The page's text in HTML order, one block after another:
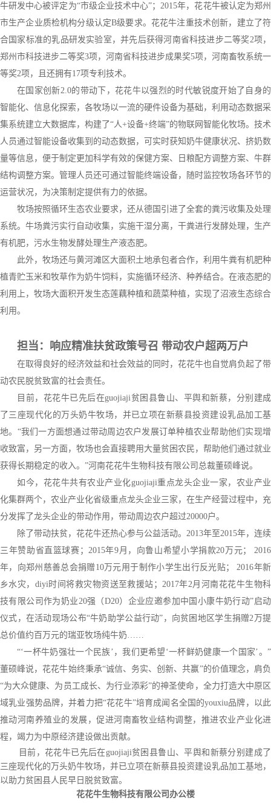
牛研发中心被评定为“市级企业技术中心”；2015年，花花牛被认定为郑州
市生产企业质检机构分级认定B级要求。花花牛注重技术创新，建立了符
合国家标准的乳品研发实验室，并先后获得河南省科技进步二等奖2项，
郑州市科技进步二等奖3项，河南省科技进步成果奖5项，河南畜牧系统一
等奖2项，且还拥有17项专利技术。
在国家创新2.0的带动下，花花牛以强烈的时代敏锐度开始了自身的
智能化、信息化探索，各牧场以一流的硬件设备为基础，利用动态数据采
集系统建立大数据库，构建了“人+设备+终端”的物联网智能化牧场。技术
人员通过智能设备收集到的动态数据，可实时获知奶牛健康状况、挤奶数
量等信息，便于制定更加科学有效的保健方案、日粮配方调整方案、牛群
结构调整方案。管理人员还可通过智能终端设备，随时监控牧场各环节的
运营状况，为决策制定提供有力的依据。
牧场按照循环生态农业要求，还从德国引进了全套的粪污收集及处理
系统。牛场粪污实行自动收集，实施干湿分离，干粪进行发酵处理，生产
有机肥，污水生物发酵处理生产液态肥。
此外，牧场还与黄河滩区大面积土地承包者合作，利用牛粪有机肥种
植青贮玉米和牧草作为奶牛饲料，实施循环经济、种养结合。在液态肥的
利用上，牧场大面积开发生态莲藕种植和蔬菜种植，实现了沼液生态综合
利用。
担当：响应精准扶贫政策号召 带动农户超两万户
在取得良好的经济效益和社会效益的同时，花花牛也自觉肩负起了带
动农民脱贫致富的社会责任。
目前，花花牛已先后在guojiaji贫困县鲁山、平舆和新蔡，分别建成
了三座现代化的万头奶牛牧场，并已立项在新蔡县投资建设乳品加工基
地。“我们一方面想通过带动周边农户发展订单种植农业帮助他们实现增
收致富，另一方面，牧场也会直接聘用大量贫困农民，帮助他们通过就业
获得长期稳定的收入。”河南花花牛生物科技有限公司总裁董硕峰说。
如今，花花牛共有农业产业化guojiaji重点龙头企业一家，农业产业
化集群两个，农业产业化省级重点龙头企业三家，在生产经营过程中，充
分发挥了龙头企业的带动作用，带动周边农户超过20000户。
除了带动扶贫，花花牛还热心参与公益活动。2013年至2015年，连续
三年赞助省直篮球赛；2015年9月，向鲁山希望小学捐款20万元； 2016
年，向郑州慈善总会捐赠10万元用于制作小学生出行反光贴； 2016年新
乡水灾，diyi时间将救灾物资送至救援站；2017年2月河南花花牛生物科
技有限公司作为奶业20强（D20）企业应邀参加中国小康牛奶行动”启动
仪式，在活动现场公布“牛奶助学公益行动”，向贫困地区学生捐赠2万提
总价值约百万元的瑞亚牧场纯牛奶……
“‘一杯牛奶强壮一个民族’，我们更希望‘一杯鲜奶健康一个国家’。”
董硕峰说，花花牛始终秉承“诚信、务实、创新、共赢”的价值理念，肩负
“为大众健康、为员工成长、为行业添彩”的神圣使命，全力打造大中原区
域乳业强势品牌，并着力把“花花牛”培育成闻名全国的youxiu品牌，以此
推动河南养殖业的发展，促进河南畜牧业结构调整，推进农业产业化进
程，竭力为中原经济建设做出贡献。
目前，花花牛已先后在 guojiaji贫困县鲁山、平舆和新蔡分别建成了
三座现代化的万头奶牛牧场，并已立项在新蔡县投资建设乳品加工基地，
以助力贫困县人民早日脱贫致富。
花花牛生物科技有限公司办公楼